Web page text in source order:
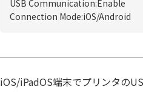
USB Communication:Enable
Connection Mode:iOS/Android
iOS/iPadOS端末でプリンタの